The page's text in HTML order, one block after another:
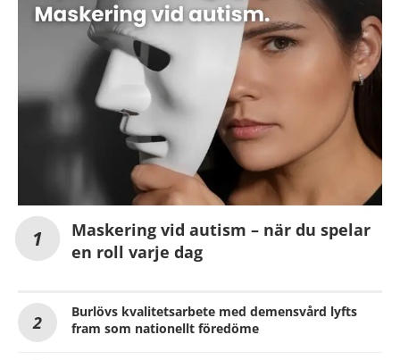
Maskering vid autism – när du spelar
en roll varje dag
Burlövs kvalitetsarbete med demensvård lyfts
fram som nationellt föredöme